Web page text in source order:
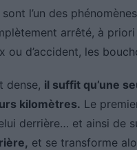
l’un des
arrêté, à
ou d’accident, les
dense, il suffit qu’une
kilomètres. Le
derrière… et ainsi de
et se transforme